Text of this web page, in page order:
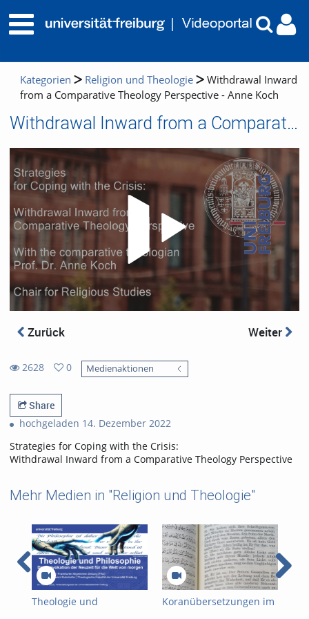
Kategorien Religion und Theologie
Withdrawal Inward
from a Comparative Theology Perspective - Anne Koch
Withdrawal Inward from a Comparative Theology Perspective - Anne Koch
Zurück Weiter
2628
views
0
favorites
Medienaktionen
Share
hochgeladen 14. Dezember 2022
Strategies for Coping with the Crisis:
Withdrawal Inward from a Comparative Theology Perspective
Mehr Medien in "Religion und Theologie"
Theologie und
Koranübersetzungen im